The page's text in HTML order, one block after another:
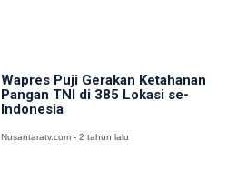
Wapres Puji Gerakan Ketahanan
Pangan TNI di 385 Lokasi se-
Indonesia
Nusantaratv.com - 2 tahun lalu